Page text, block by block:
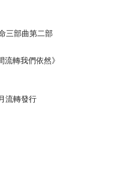
三部曲第二部
流轉我們依然》
流轉發行